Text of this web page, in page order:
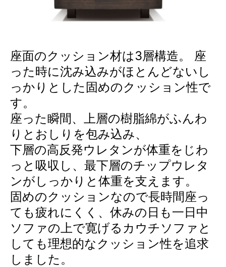
座面のクッション材は3層構造。 座
った時に沈み込みがほとんどないし
っかりとした固めのクッション性で
す。
座った瞬間、上層の樹脂綿がふんわ
りとおしりを包み込み、
下層の高反発ウレタンが体重をじわ
っと吸収し、最下層のチップウレタ
ンがしっかりと体重を支えます。
固めのクッションなので長時間座っ
ても疲れにくく、休みの日も一日中
ソファの上で寛げるカウチソファと
しても理想的なクッション性を追求
しました。